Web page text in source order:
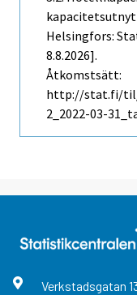
Helsingfors:
8.8.2026].
Åtkomstsätt:
http://stat.fi/til/
2_2022-03-
Verkstadsgatan